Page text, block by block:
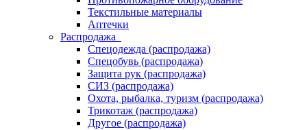
Текстильные материалы
Аптечки
Распродажа
Спецодежда (распродажа)
Спецобувь (распродажа)
Защита рук (распродажа)
СИЗ (распродажа)
Охота, рыбалка, туризм (распродажа)
Трикотаж (распродажа)
Другое (распродажа)